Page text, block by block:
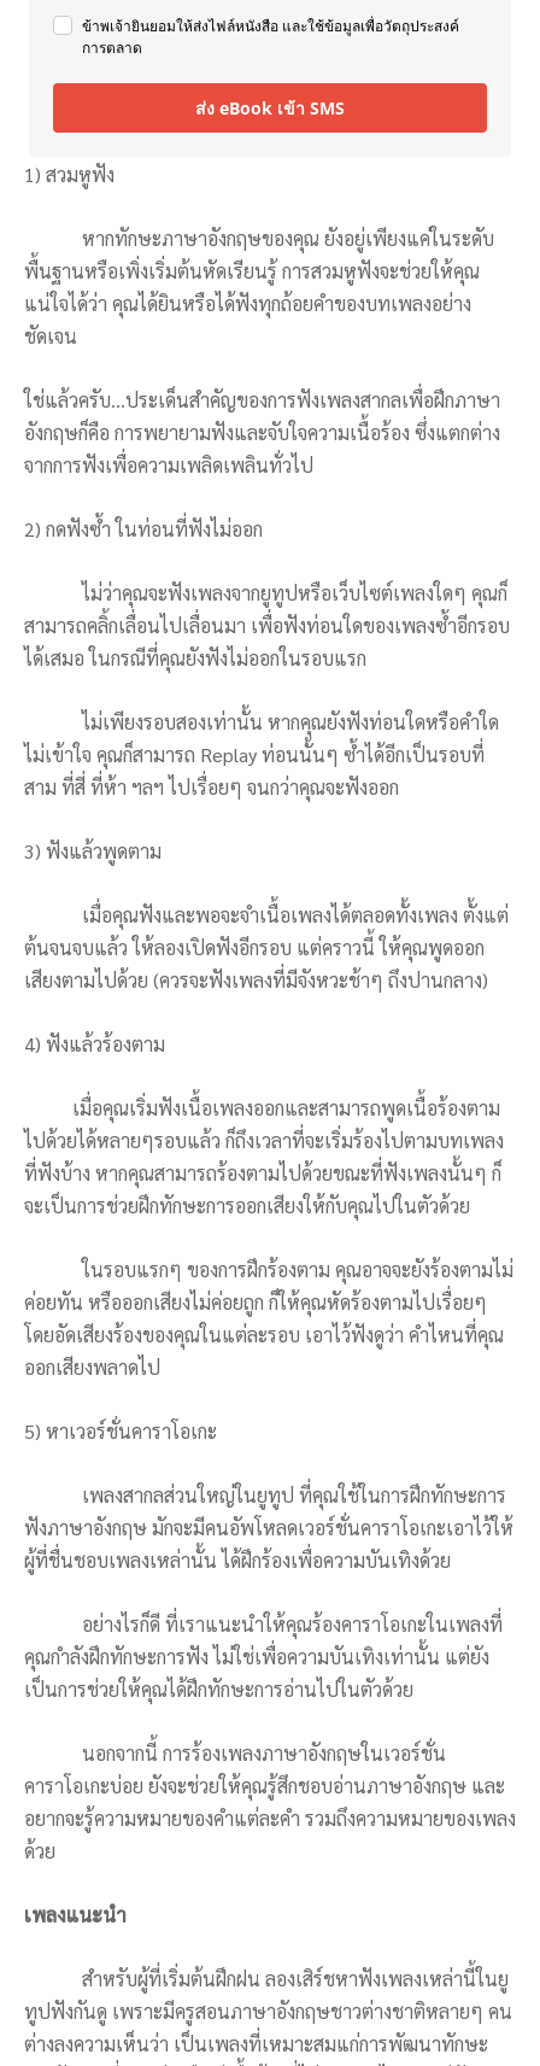
ข้าพเจ้ายินยอมให้ส่งไฟล์หนังสือ และใช้ข้อมูลเพื่อวัตถุประสงค์
การตลาด
ส่ง eBook เข้า SMS
1) สวมหูฟัง
หากทักษะภาษาอังกฤษของคุณ ยังอยู่เพียงแค่ในระดับ
พื้นฐานหรือเพิ่งเริ่มต้นหัดเรียนรู้ การสวมหูฟังจะช่วยให้คุณ
แน่ใจได้ว่า คุณได้ยินหรือได้ฟังทุกถ้อยคำของบทเพลงอย่าง
ชัดเจน
ใช่แล้วครับ…ประเด็นสำคัญของการฟังเพลงสากลเพื่อฝึกภาษา
อังกฤษก็คือ การพยายามฟังและจับใจความเนื้อร้อง ซึ่งแตกต่าง
จากการฟังเพื่อความเพลิดเพลินทั่วไป
2) กดฟังซ้ำ ในท่อนที่ฟังไม่ออก
ไม่ว่าคุณจะฟังเพลงจากยูทูปหรือเว็บไซต์เพลงใดๆ คุณก็
สามารถคลิ้กเลื่อนไปเลื่อนมา เพื่อฟังท่อนใดของเพลงซ้ำอีกรอบ
ได้เสมอ ในกรณีที่คุณยังฟังไม่ออกในรอบแรก
ไม่เพียงรอบสองเท่านั้น หากคุณยังฟังท่อนใดหรือคำใด
ไม่เข้าใจ คุณก็สามารถ Replay ท่อนนั้นๆ ซ้ำได้อีกเป็นรอบที่
สาม ที่สี่ ที่ห้า ฯลฯ ไปเรื่อยๆ จนกว่าคุณจะฟังออก
3) ฟังแล้วพูดตาม
เมื่อคุณฟังและพอจะจำเนื้อเพลงได้ตลอดทั้งเพลง ตั้งแต่
ต้นจนจบแล้ว ให้ลองเปิดฟังอีกรอบ แต่คราวนี้ ให้คุณพูดออก
เสียงตามไปด้วย (ควรจะฟังเพลงที่มีจังหวะช้าๆ ถึงปานกลาง)
4) ฟังแล้วร้องตาม
เมื่อคุณเริ่มฟังเนื้อเพลงออกและสามารถพูดเนื้อร้องตาม
ไปด้วยได้หลายๆรอบแล้ว ก็ถึงเวลาที่จะเริ่มร้องไปตามบทเพลง
ที่ฟังบ้าง หากคุณสามารถร้องตามไปด้วยขณะที่ฟังเพลงนั้นๆ ก็
จะเป็นการช่วยฝึกทักษะการออกเสียงให้กับคุณไปในตัวด้วย
ในรอบแรกๆ ของการฝึกร้องตาม คุณอาจจะยังร้องตามไม่
ค่อยทัน หรือออกเสียงไม่ค่อยถูก ก็ให้คุณหัดร้องตามไปเรื่อยๆ
โดยอัดเสียงร้องของคุณในแต่ละรอบ เอาไว้ฟังดูว่า คำไหนที่คุณ
ออกเสียงพลาดไป
5) หาเวอร์ชั่นคาราโอเกะ
เพลงสากลส่วนใหญ่ในยูทูป ที่คุณใช้ในการฝึกทักษะการ
ฟังภาษาอังกฤษ มักจะมีคนอัพโหลดเวอร์ชั่นคาราโอเกะเอาไว้ให้
ผู้ที่ชื่นชอบเพลงเหล่านั้น ได้ฝึกร้องเพื่อความบันเทิงด้วย
อย่างไรก็ดี ที่เราแนะนำให้คุณร้องคาราโอเกะในเพลงที่
คุณกำลังฝึกทักษะการฟัง ไม่ใช่เพื่อความบันเทิงเท่านั้น แต่ยัง
เป็นการช่วยให้คุณได้ฝึกทักษะการอ่านไปในตัวด้วย
นอกจากนี้ การร้องเพลงภาษาอังกฤษในเวอร์ชั่น
คาราโอเกะบ่อย ยังจะช่วยให้คุณรู้สึกชอบอ่านภาษาอังกฤษ และ
อยากจะรู้ความหมายของคำแต่ละคำ รวมถึงความหมายของเพลง
ด้วย
เพลงแนะนำ
สำหรับผู้ที่เริ่มต้นฝึกฝน ลองเสิร์ชหาฟังเพลงเหล่านี้ในยู
ทูปฟังกันดู เพราะมีครูสอนภาษาอังกฤษชาวต่างชาติหลายๆ คน
ต่างลงความเห็นว่า เป็นเพลงที่เหมาะสมแก่การพัฒนาทักษะ